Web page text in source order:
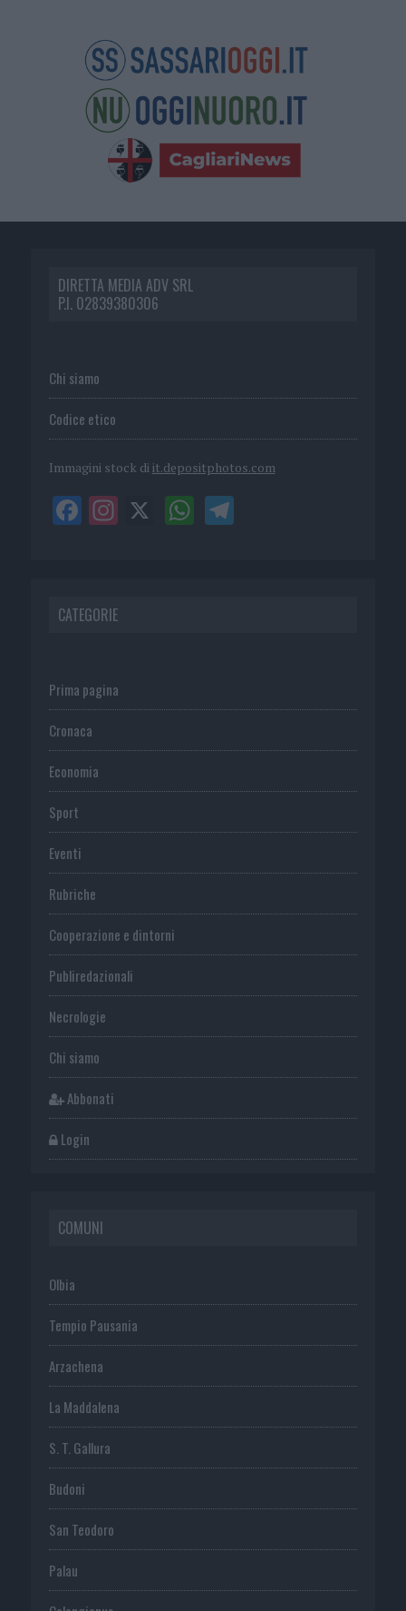
DIRETTA MEDIA ADV SRL
P.I. 02839380306
Chi siamo
Codice etico
Immagini stock di it.depositphotos.com
CATEGORIE
Prima pagina
Cronaca
Economia
Sport
Eventi
Rubriche
Cooperazione e dintorni
Publiredazionali
Necrologie
Chi siamo
Abbonati
Login
COMUNI
Olbia
Tempio Pausania
Arzachena
La Maddalena
S. T. Gallura
Budoni
San Teodoro
Palau